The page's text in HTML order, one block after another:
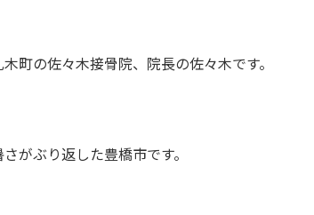
町の佐々木接骨院、院長の佐々木です。
がぶり返した豊橋市です。